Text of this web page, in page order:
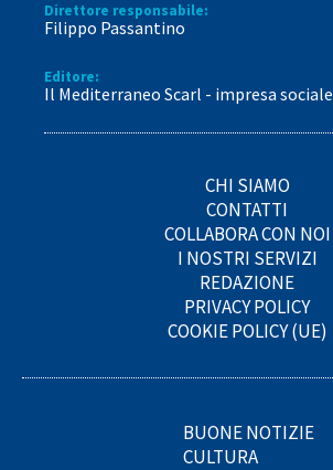
Direttore responsabile:
Filippo Passantino
Editore:
Il Mediterraneo Scarl - impresa sociale
CHI SIAMO
CONTATTI
COLLABORA CON NOI
I NOSTRI SERVIZI
REDAZIONE
PRIVACY POLICY
COOKIE POLICY (UE)
BUONE NOTIZIE
CULTURA